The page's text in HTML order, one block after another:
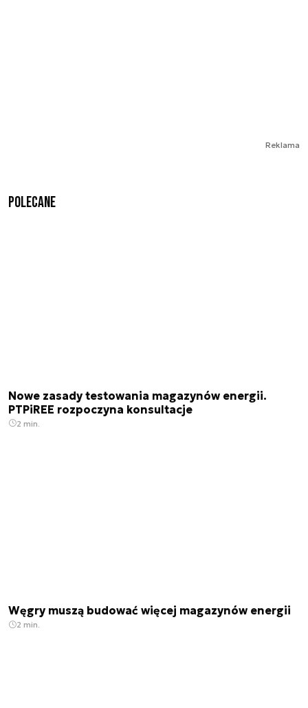
Reklama
Polecane
Nowe zasady testowania magazynów energii.
PTPiREE rozpoczyna konsultacje
2 min.
Węgry muszą budować więcej magazynów energii
2 min.